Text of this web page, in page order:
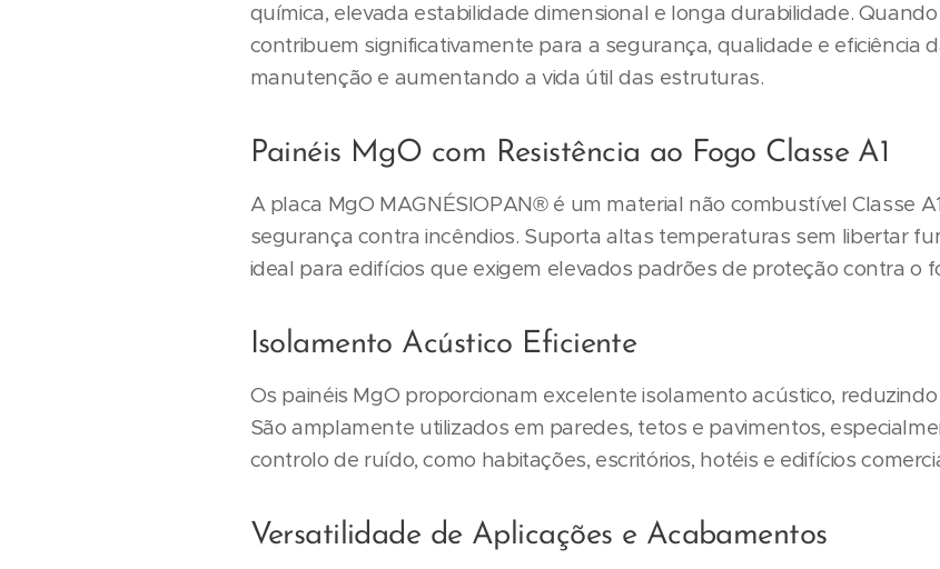
química, elevada estabilidade dimensional e longa durabilidade.
contribuem significativamente para a segurança, qualidade e eficiência
manutenção e aumentando a vida útil das estruturas.
Painéis MgO com Resistência ao Fogo Classe A1
A placa MgO MAGNÉSIOPAN® é um material não combustível Classe
segurança contra incêndios. Suporta altas temperaturas sem libertar
ideal para edifícios que exigem elevados padrões de proteção contra o
Isolamento Acústico Eficiente
Os painéis MgO proporcionam excelente isolamento acústico,
São amplamente utilizados em paredes, tetos e pavimentos,
controlo de ruído, como habitações, escritórios, hotéis e edifícios
Versatilidade de Aplicações e Acabamentos